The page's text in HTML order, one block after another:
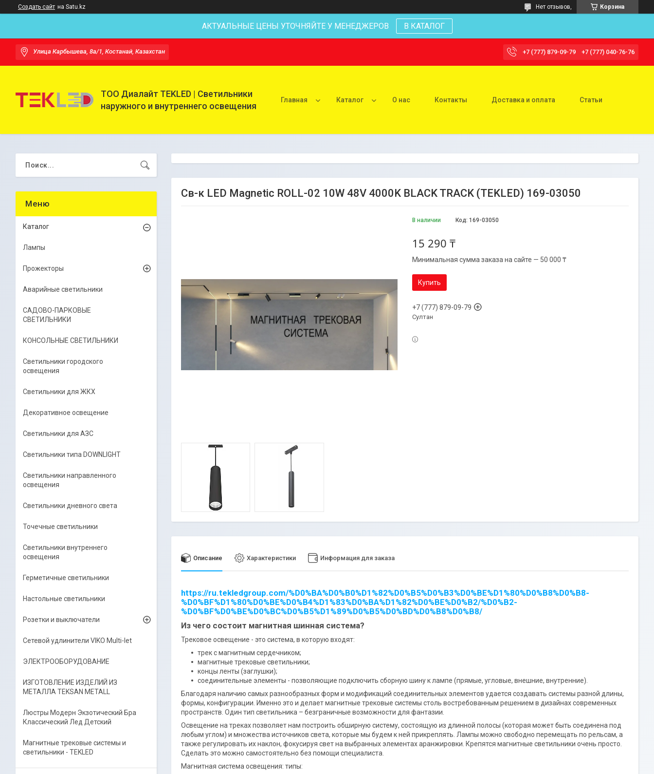
Создать сайт на Satu.kz Корзина
Нет отзывов,
АКТУАЛЬНЫЕ ЦЕНЫ УТОЧНЯЙТЕ У МЕНЕДЖЕРОВ В КАТАЛОГ
Улица Карбышева, 8а/1, Костанай, Казахстан +7 (777) 879-09-79 +7 (777) 040-76-76
ТОО Диалайт TEKLED | Светильники
наружного и внутреннего освещения
Главная Каталог О нас Контакты Доставка и оплата Статьи
Св-к LED Magnetic ROLL-02 10W 48V 4000K BLACK TRACK (TEKLED) 169-03050
В наличии Код: 169-03050
15 290 ₸
Минимальная сумма заказа на сайте — 50 000 ₸
Купить
+7 (777) 879-09-79
Султан
Описание Характеристики Информация для заказа
https://ru.tekledgroup.com/%D0%BA%D0%B0%D1%82%D0%B5%D0%B3%D0%BE%D1%80%D0%B8%D0%B8-
%D0%BF%D1%80%D0%BE%D0%B4%D1%83%D0%BA%D1%82%D0%BE%D0%B2/%D0%B2-
%D0%BF%D0%BE%D0%BC%D0%B5%D1%89%D0%B5%D0%BD%D0%B8%D0%B8/
Из чего состоит магнитная шинная система?
Трековое освещение - это система, в которую входят:
трек с магнитным сердечником;
магнитные трековые светильники;
концы ленты (заглушки);
соединительные элементы - позволяющие подключить сборную шину к лампе (прямые, угловые, внешние, внутренние).
Благодаря наличию самых разнообразных форм и модификаций соединительных элементов удается создавать системы разной длины,
формы, конфигурации. Именно это и делает магнитные трековые системы столь востребованным решением в дизайнах современных
пространств. Один тип светильника – безграничные возможности для фантазии.
Освещение на треках позволяет нам построить обширную систему, состоящую из длинной полосы (которая может быть соединена под
любым углом) и множества источников света, которые мы будем к ней прикреплять. Лампы можно свободно перемещать по рельсам, а
также регулировать их наклон, фокусируя свет на выбранных элементах аранжировки. Крепятся магнитные светильники очень просто.
Сделать это можно самостоятельно без помощи специалиста.
Магнитная система освещения: типы:
Каталог
Лампы
Прожекторы
Аварийные светильники
САДОВО-ПАРКОВЫЕ
СВЕТИЛЬНИКИ
КОНСОЛЬНЫЕ СВЕТИЛЬНИКИ
Светильники городского
освещения
Светильники для ЖКХ
Декоративное освещение
Светильники для АЗС
Светильники типа DOWNLIGHT
Светильники направленного
освещения
Светильники дневного света
Точечные светильники
Светильники внутреннего
освещения
Герметичные светильники
Настольные светильники
Розетки и выключатели
Сетевой удлинители VIKO Multi-let
ЭЛЕКТРООБОРУДОВАНИЕ
ИЗГОТОВЛЕНИЕ ИЗДЕЛИЙ ИЗ
МЕТАЛЛА TEKSAN METALL
Люстры Модерн Экзотический Бра
Классический Лед Детский
Магнитные трековые системы и
светильники - TEKLED